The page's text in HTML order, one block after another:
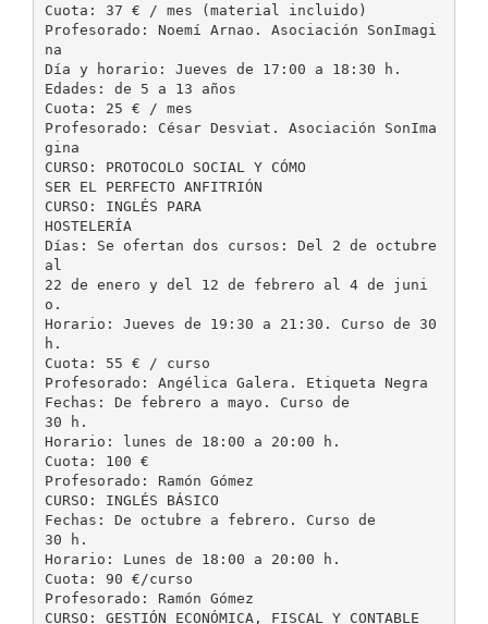
Cuota: 37 € / mes (material incluido)
Profesorado: Noemí Arnao. Asociación SonImagi
na
Día y horario: Jueves de 17:00 a 18:30 h.
Edades: de 5 a 13 años
Cuota: 25 € / mes
Profesorado: César Desviat. Asociación SonIma
gina
CURSO: PROTOCOLO SOCIAL Y CÓMO
SER EL PERFECTO ANFITRIÓN
CURSO: INGLÉS PARA
HOSTELERÍA
Días: Se ofertan dos cursos: Del 2 de octubre
al
22 de enero y del 12 de febrero al 4 de juni
o.
Horario: Jueves de 19:30 a 21:30. Curso de 30
h.
Cuota: 55 € / curso
Profesorado: Angélica Galera. Etiqueta Negra
Fechas: De febrero a mayo. Curso de
30 h.
Horario: lunes de 18:00 a 20:00 h.
Cuota: 100 €
Profesorado: Ramón Gómez
CURSO: INGLÉS BÁSICO
Fechas: De octubre a febrero. Curso de
30 h.
Horario: Lunes de 18:00 a 20:00 h.
Cuota: 90 €/curso
Profesorado: Ramón Gómez
CURSO: GESTIÓN ECONÓMICA, FISCAL Y CONTABLE